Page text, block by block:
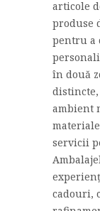
articole
produse
pentru a
în două
ambient
servicii
cadouri,